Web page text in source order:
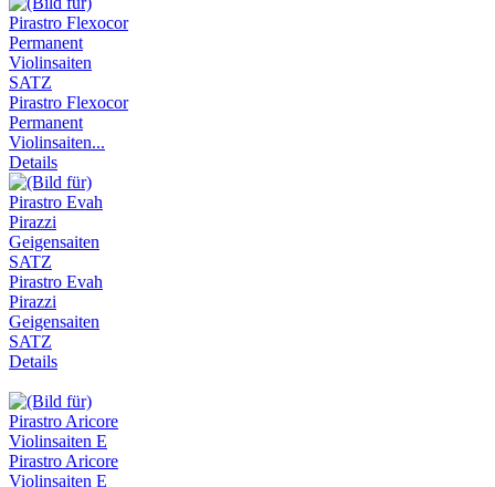
Pirastro Flexocor
Permanent
Violinsaiten...
Details
Pirastro Evah
Pirazzi
Geigensaiten
SATZ
Details
Pirastro Aricore
Violinsaiten E